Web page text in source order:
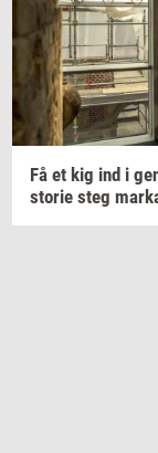
Få et kig ind i
sto­rie steg